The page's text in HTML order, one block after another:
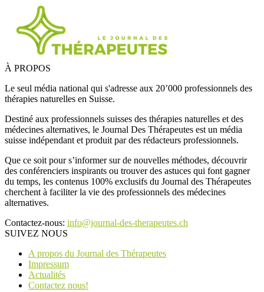
À PROPOS
Le seul média national qui s'adresse aux 20’000 professionnels des
thérapies naturelles en Suisse.
Destiné aux professionnels suisses des thérapies naturelles et des
médecines alternatives, le Journal Des Thérapeutes est un média
suisse indépendant et produit par des rédacteurs professionnels.
Que ce soit pour s’informer sur de nouvelles méthodes, découvrir
des conférenciers inspirants ou trouver des astuces qui font gagner
du temps, les contenus 100% exclusifs du Journal des Thérapeutes
cherchent à faciliter la vie des professionnels des médecines
alternatives.
Contactez-nous: info@journal-des-therapeutes.ch
SUIVEZ NOUS
A propos du Journal des Thérapeutes
Impressum
Actualités
Contactez nous!